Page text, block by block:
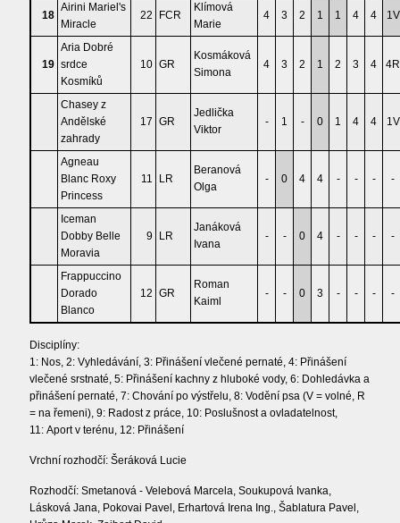
18
Airini Mariel's
Miracle
22 FCR
Klímová
Marie
4 3 2 1 1 4 4 1V
19
Aria Dobré
srdce
Kosmíků
10 GR
Kosmáková
Simona
4 3 2 1 2 3 4 4R
Chasey z
Andělské
zahrady
17 GR
Jedlička
Viktor
- 1 - 0 1 4 4 1V
Agneau
Blanc Roxy
Princess
11 LR
Beranová
Olga
- 0 4 4 - - - -
Iceman
Dobby Belle
Moravia
9 LR
Janáková
Ivana
- - 0 4 - - - -
Frappuccino
Dorado
Blanco
12 GR
Roman
Kaiml
- - 0 3 - - - -
Disciplíny:
1: Nos, 2: Vyhledávání, 3: Přinášení vlečené pernaté, 4: Přinášení
vlečené srstnaté, 5: Přinášení kachny z hluboké vody, 6: Dohledávka a
přinášení pernaté, 7: Chování po výstřelu, 8: Vodění psa (V = volné, R
= na řemeni), 9: Radost z práce, 10: Poslušnost a ovladatelnost,
11: Aport v terénu, 12: Přinášení
Vrchní rozhodčí: Šeráková Lucie
Rozhodčí: Smetanová - Velebová Marcela, Soukupová Ivanka,
Lásková Jana, Pokovai Pavel, Erhartová Irena Ing., Šablatura Pavel,